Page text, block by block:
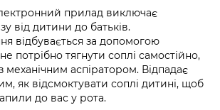
прилад виключає
від дитини до батьків.
відбувається за допомогою
потрібно тягнути соплі самостійно,
механічним аспіратором. Відпадає
як відсмоктувати соплі дитині, щоб
до вас у рота.